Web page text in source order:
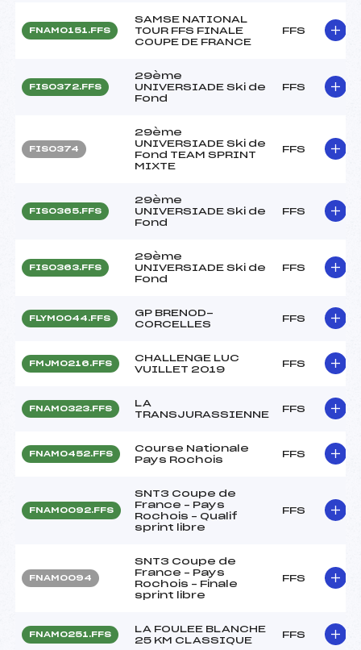
FNAM0151.FFS
SAMSE NATIONAL
TOUR FFS FINALE
COUPE DE FRANCE
FFS
FIS0372.FFS
29ème
UNIVERSIADE Ski de
Fond
FFS
FIS0374
29ème
UNIVERSIADE Ski de
Fond TEAM SPRINT
MIXTE
FFS
FIS0365.FFS
29ème
UNIVERSIADE Ski de
Fond
FFS
FIS0363.FFS
29ème
UNIVERSIADE Ski de
Fond
FFS
FLYM0044.FFS
GP BRENOD-
CORCELLES
FFS
FMJM0216.FFS
CHALLENGE LUC
VUILLET 2019
FFS
FNAM0323.FFS
LA
TRANSJURASSIENNE
FFS
FNAM0452.FFS
Course Nationale
Pays Rochois
FFS
FNAM0092.FFS
SNT3 Coupe de
France – Pays
Rochois – Qualif
sprint libre
FFS
FNAM0094
SNT3 Coupe de
France – Pays
Rochois – Finale
sprint libre
FFS
FNAM0251.FFS
LA FOULEE BLANCHE
25 KM CLASSIQUE
FFS